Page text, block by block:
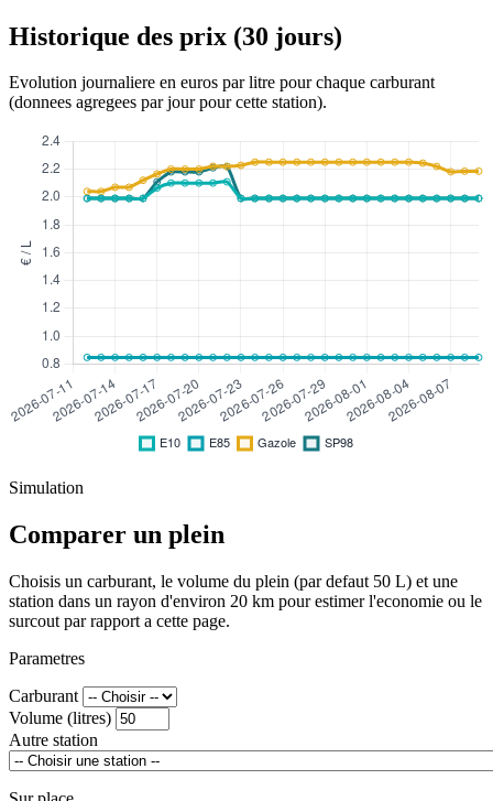
Historique des prix (30 jours)
Evolution journaliere en euros par litre pour chaque carburant
(donnees agregees par jour pour cette station).
Simulation
Comparer un plein
Choisis un carburant, le volume du plein (par defaut 50 L) et une
station dans un rayon d'environ 20 km pour estimer l'economie ou le
surcout par rapport a cette page.
Parametres
Carburant
Volume (litres)
Autre station